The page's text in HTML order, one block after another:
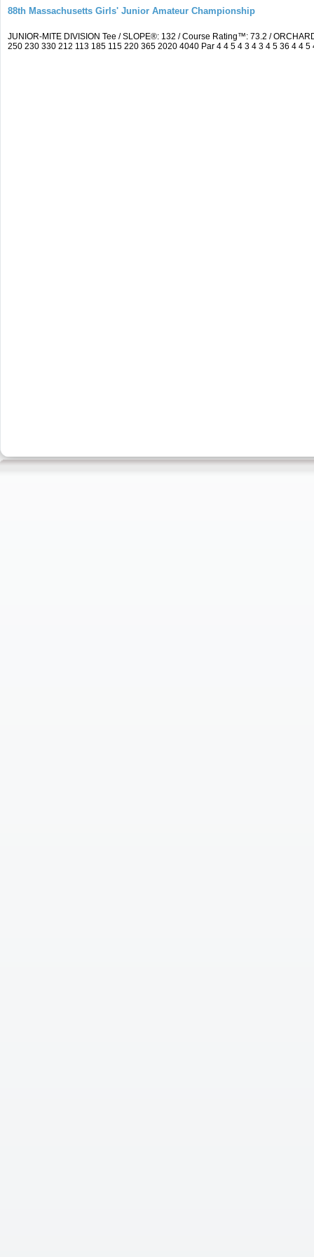
88th Massachusetts Girls' Junior Amateur Championship
JUNIOR-MITE DIVISION Tee / SLOPE®: 132 / Course Rating™: 73.2 /
250 230 330 212 113 185 115 220 365 2020 4040 Par 4 4 5 4 3 4 3 4 5 36 4 4 5